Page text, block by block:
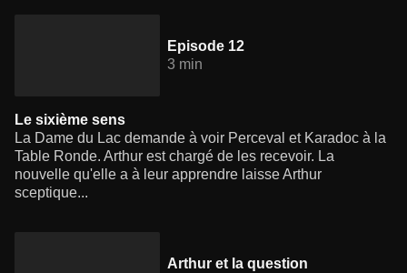
Episode 12
3 min
Le sixième sens
La Dame du Lac demande à voir Perceval et Karadoc à la
Table Ronde. Arthur est chargé de les recevoir. La
nouvelle qu'elle a à leur apprendre laisse Arthur
sceptique...
Arthur et la question